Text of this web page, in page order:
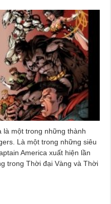
là một trong những thành
Là một trong những siêu
America xuất hiện lần
trong Thời đại Vàng và Thời